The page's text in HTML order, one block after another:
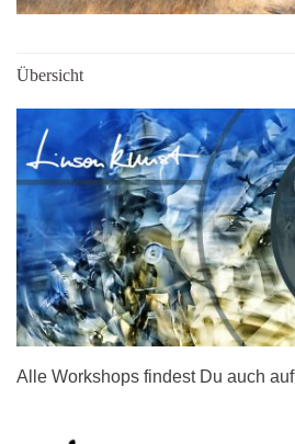
Übersicht
Alle Workshops findest Du auch auf